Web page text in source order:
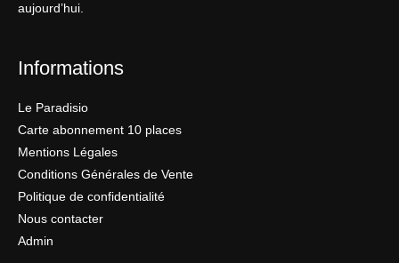
aujourd’hui.
Informations
Le Paradisio
Carte abonnement 10 places
Mentions Légales
Conditions Générales de Vente
Politique de confidentialité
Nous contacter
Admin